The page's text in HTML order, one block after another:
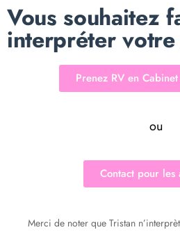
Vous souhaitez
interpréter
Prenez RV en
ou
Contact pour les
Merci de noter que Tristan